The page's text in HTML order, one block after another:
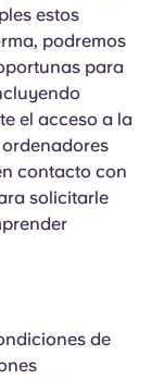
estos
podremos
para
el acceso a la
contacto con
solicitarle
de